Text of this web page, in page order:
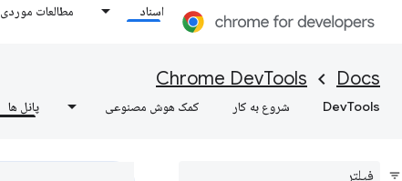
اسناد مطالعات موردی
Docs
Chrome DevTools
DevTools شروع به کار کمک هوش مصنوعی پانل ها
کش کردن به عقب/ جلو را تست کنید
اشکال زدایی قوانین حدس و گمان